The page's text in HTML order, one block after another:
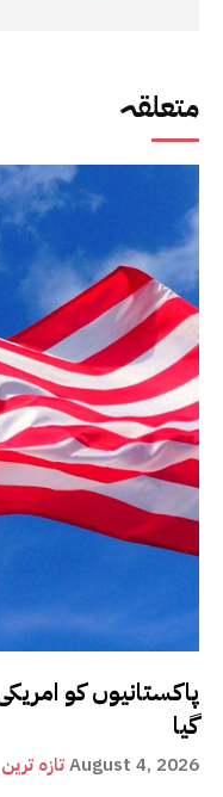
متعلقہ
پاکستانیوں کو
گیا
تازہ ترینAugust 4, 2026